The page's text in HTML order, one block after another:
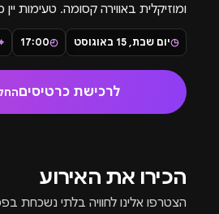
ומוזיקלית באווירה קסומה. טעימות
ונוף עוצר נשימה.
◷יום שבת, 15 באוגוסט ◴
17:00
לרכישת כרטיסיםהחל
הכירו את האירוע
הצטרפו אלינו לחוויה בלתי נשכחת